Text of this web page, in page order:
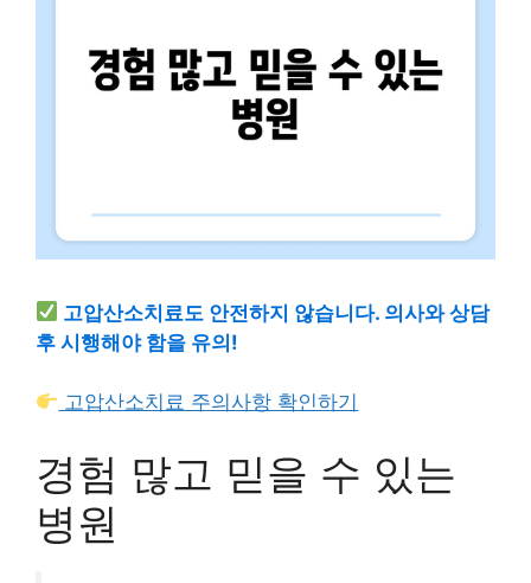
고압산소치료도 안전하지 않습니다. 의사와 상담
후 시행해야 함을 유의!
고압산소치료 주의사항 확인하기
경험 많고 믿을 수 있는
병원